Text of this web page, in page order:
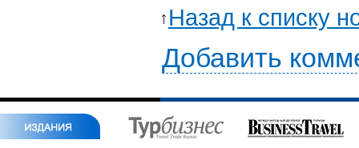
Назад к списку
Добавить